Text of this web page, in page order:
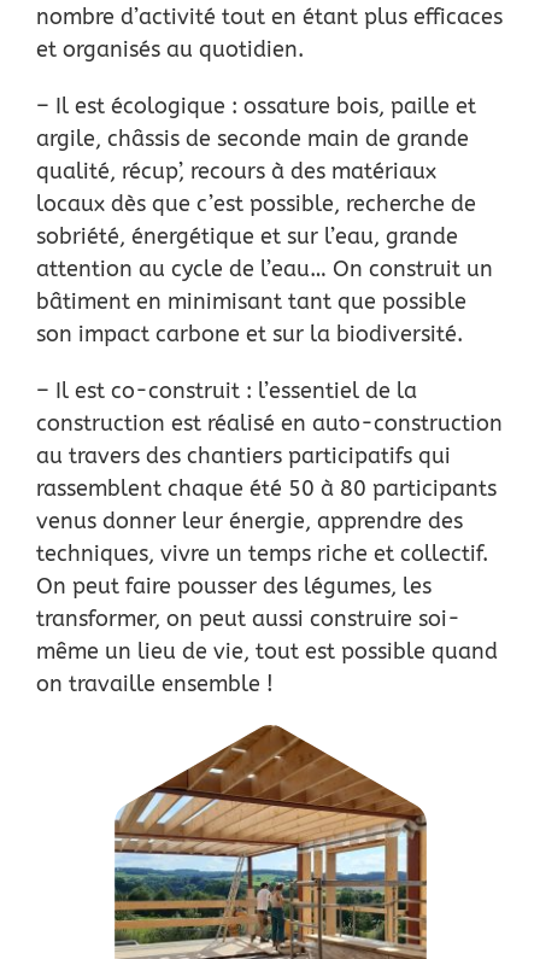
nombre d’activité tout en étant plus efficaces
et organisés au quotidien.
– Il est écologique : ossature bois, paille et
argile, châssis de seconde main de grande
qualité, récup’, recours à des matériaux
locaux dès que c’est possible, recherche de
sobriété, énergétique et sur l’eau, grande
attention au cycle de l’eau… On construit un
bâtiment en minimisant tant que possible
son impact carbone et sur la biodiversité.
– Il est co-construit : l’essentiel de la
construction est réalisé en auto-construction
au travers des chantiers participatifs qui
rassemblent chaque été 50 à 80 participants
venus donner leur énergie, apprendre des
techniques, vivre un temps riche et collectif.
On peut faire pousser des légumes, les
transformer, on peut aussi construire soi-
même un lieu de vie, tout est possible quand
on travaille ensemble !